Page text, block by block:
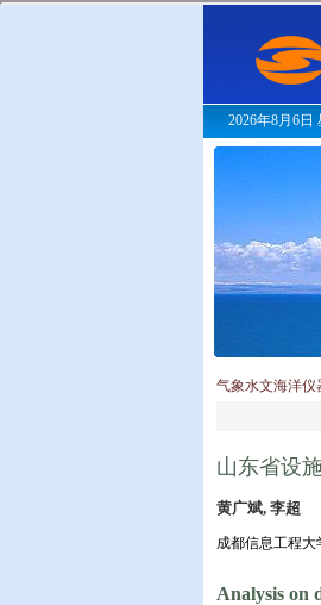
2026年8月6日
气象水文海洋仪
山东省设
黄广斌, 李超
成都信息工程
Analysis on